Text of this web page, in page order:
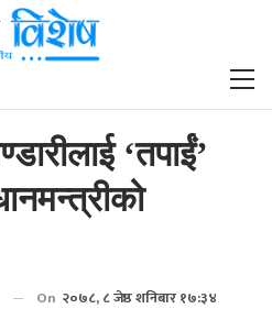
‘तपाईं’
On २०७८, ८ जेष्ठ शनिबार १७:३४